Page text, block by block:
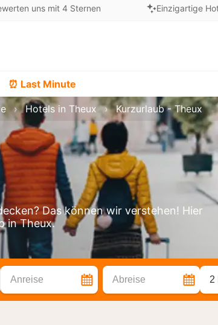
uns mit 4 Sternen Einzigartige
⏰ Last Minute
Das können wir verstehen! Hier
in Theux.
Hotels in Theux Kurzurlaub - Theux
Anreise Abreise 2